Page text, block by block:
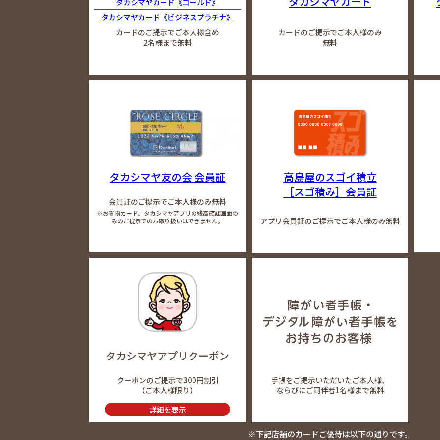
タカシマヤカード《ゴールド》
タカシマヤカード《ビジネスプラチナ》
カードのご提示でご本人様含め
2名様まで無料
カードのご提示でご本人様のみ
無料
タカシマヤ友の会 会員証
会員証のご提示でご本人様のみ無料
※お買物カード、タカシマヤアプリの残高確認画面の
みのご提示でのお取り扱いはできません。
高島屋のスゴイ積立
［スゴ積み］会員証
アプリ会員証のご提示でご本人様のみ無料
タカシマヤアプリクーポン
クーポンのご提示で300円割引
（ご本人様限り）
詳細を表示
手帳をご提示いただいたご本人様、
ならびにご同伴者1名様まで無料
※下記店舗のカードご優待は以下の通りです。